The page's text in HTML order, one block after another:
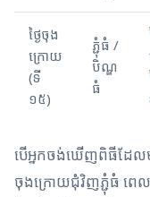
ថ្ងៃចុង
ក្រោយ
(ទី
១៥)
ភ្ជុំធំ /
បិណ្ឌ
ធំ
បើអ្នកចង់ឃើញពិធីដែល
ចុងក្រោយជុំវិញភ្ជុំធំ ពេល